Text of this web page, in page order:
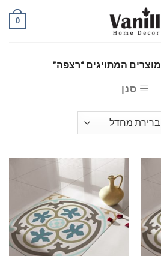
0
מוצרים המתויגים “רצפה”
סנן